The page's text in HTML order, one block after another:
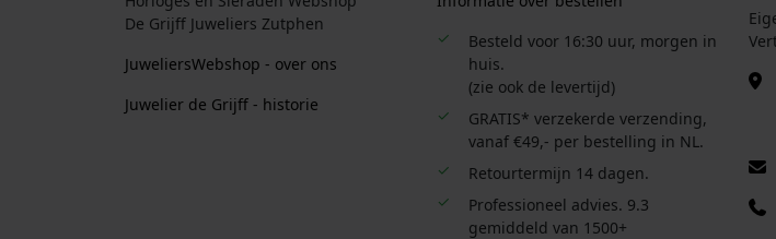
De Grijff Juweliers Zutphen
JuweliersWebshop - over ons
Juwelier de Grijff - historie
Besteld voor 16:30 uur, morgen in
huis.
(zie ook de levertijd)
GRATIS* verzekerde verzending,
vanaf €49,- per bestelling in NL.
Retourtermijn 14 dagen.
Professioneel advies. 9.3
gemiddeld van 1500+